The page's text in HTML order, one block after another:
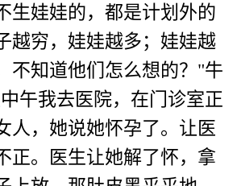
生娃娃的，都是计划外的
越穷，娃娃越多；娃娃越
不知道他们怎么想的？"牛
午我去医院，在门诊室正
人，她说她怀孕了。让医
正。医生让她解了怀，拿